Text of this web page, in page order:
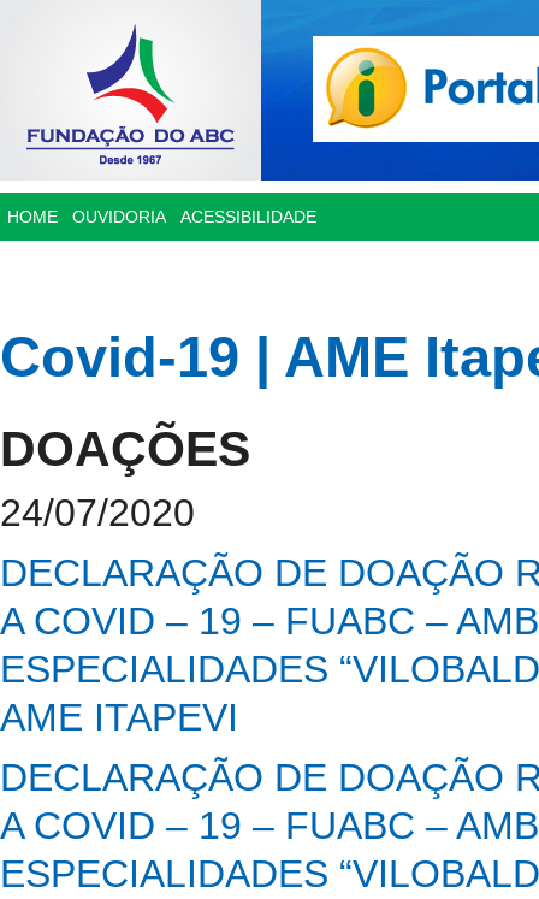
HOME OUVIDORIA ACESSIBILIDADE
Covid-19 | AME
DOAÇÕES
24/07/2020
DECLARAÇÃO DE DOAÇÃO
A COVID – 19 – FUABC –
ESPECIALIDADES
AME ITAPEVI
DECLARAÇÃO DE DOAÇÃO
A COVID – 19 – FUABC –
ESPECIALIDADES